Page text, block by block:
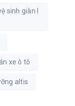
sinh giàn l
xe ô tô
altis